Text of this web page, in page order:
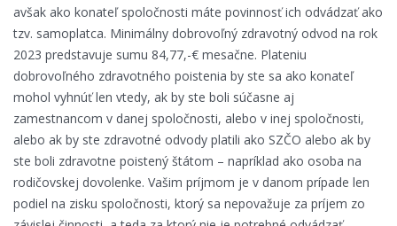
avšak ako konateľ spoločnosti máte povinnosť ich odvádzať ako
tzv. samoplatca. Minimálny dobrovoľný zdravotný odvod na rok
2023 predstavuje sumu 84,77,-€ mesačne. Plateniu
dobrovoľného zdravotného poistenia by ste sa ako konateľ
mohol vyhnúť len vtedy, ak by ste boli súčasne aj
zamestnancom v danej spoločnosti, alebo v inej spoločnosti,
alebo ak by ste zdravotné odvody platili ako SZČO alebo ak by
ste boli zdravotne poistený štátom – napríklad ako osoba na
rodičovskej dovolenke. Vašim príjmom je v danom prípade len
podiel na zisku spoločnosti, ktorý sa nepovažuje za príjem zo